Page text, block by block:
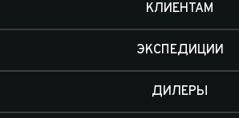
КЛИЕНТАМ
ЭКСПЕДИЦИИ
ДИЛЕРЫ